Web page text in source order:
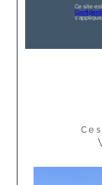
Ce site